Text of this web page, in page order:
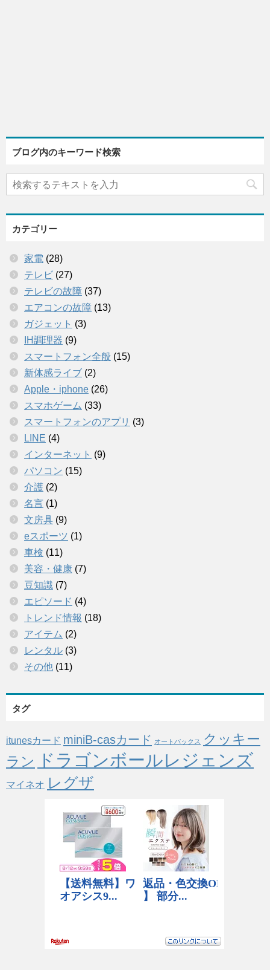
ブログ内のキーワード検索
カテゴリー
家電 (28)
テレビ (27)
テレビの故障 (37)
エアコンの故障 (13)
ガジェット (3)
IH調理器 (9)
スマートフォン全般 (15)
新体感ライブ (2)
Apple・iphone (26)
スマホゲーム (33)
スマートフォンのアプリ (3)
LINE (4)
インターネット (9)
パソコン (15)
介護 (2)
名言 (1)
文房具 (9)
eスポーツ (1)
車検 (11)
美容・健康 (7)
豆知識 (7)
エピソード (4)
トレンド情報 (18)
アイテム (2)
レンタル (3)
その他 (11)
タグ
itunesカード miniB-casカード オートバックス
クッキー
ラン
ドラゴンボールレジェンズ
マイネオ レグザ